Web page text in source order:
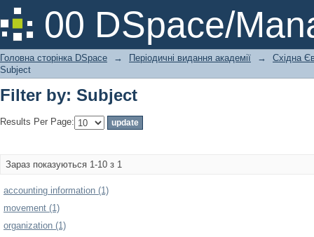
00 DSpace/
Filter by: Subject
Головна сторінка DSpace → Періодичні видання академії →
Східна
Subject
Filter by: Subject
Results Per Page:
Зараз показуються 1-10 з 1
accounting information (1)
movement (1)
organization (1)